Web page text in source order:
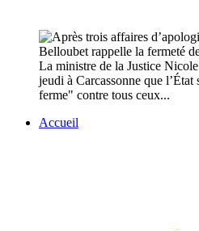
La ministre de la Justice
jeudi à Carcassonne que
ferme" contre tous ceux...
Accueil